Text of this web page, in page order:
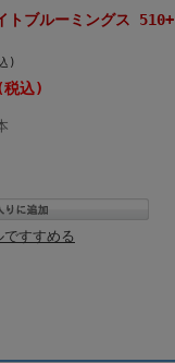
トブルーミングス 510+
)
込)
すすめる